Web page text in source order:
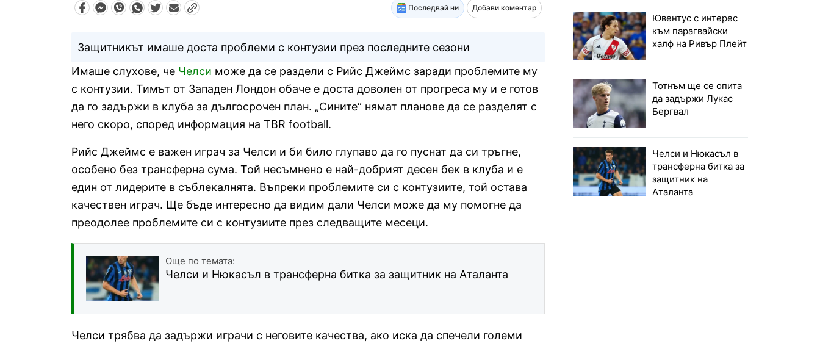
Последвай ни Добави коментар
Защитникът имаше доста проблеми с контузии през последните сезони
Имаше слухове, че Челси може да се раздели с Рийс Джеймс заради проблемите му
с контузии. Тимът от Западен Лондон обаче е доста доволен от прогреса му и е готов
да го задържи в клуба за дългосрочен план. „Сините“ нямат планове да се разделят с
него скоро, според информация на TBR football.
Рийс Джеймс е важен играч за Челси и би било глупаво да го пуснат да си тръгне,
особено без трансферна сума. Той несъмнено е най-добрият десен бек в клуба и е
един от лидерите в съблекалнята. Въпреки проблемите си с контузиите, той остава
качествен играч. Ще бъде интересно да видим дали Челси може да му помогне да
преодолее проблемите си с контузиите през следващите месеци.
Още по темата:
Челси и Нюкасъл в трансферна битка за защитник на Аталанта
Челси трябва да задържи играчи с неговите качества, ако иска да спечели големи
Ювентус с интерес
към парагвайски
халф на Ривър Плейт
Тотнъм ще се опита
да задържи Лукас
Бергвал
Челси и Нюкасъл в
трансферна битка за
защитник на
Аталанта